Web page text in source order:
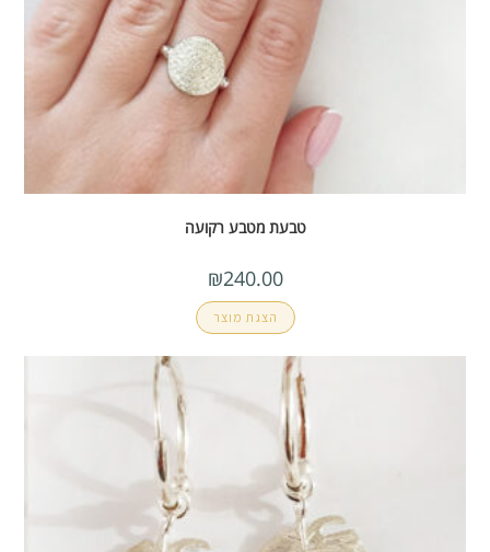
טבעת מטבע רקועה
₪240.00
הצגת מוצר